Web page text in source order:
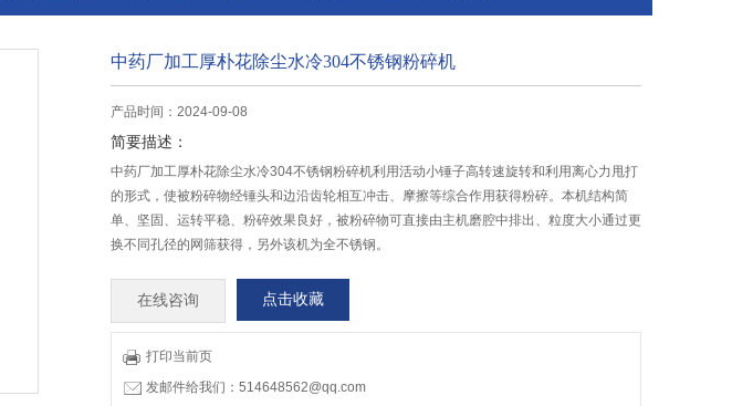
中药厂加工厚朴花除尘水冷304不锈钢粉碎机
产品时间：2024-09-08
简要描述：
中药厂加工厚朴花除尘水冷304不锈钢粉碎机利用活动小锤子高转速旋转和利用离心力甩打
的形式，使被粉碎物经锤头和边沿齿轮相互冲击、摩擦等综合作用获得粉碎。本机结构简
单、坚固、运转平稳、粉碎效果良好，被粉碎物可直接由主机磨腔中排出、粒度大小通过更
换不同孔径的网筛获得，另外该机为全不锈钢。
在线咨询 点击收藏
打印当前页
发邮件给我们：514648562@qq.com